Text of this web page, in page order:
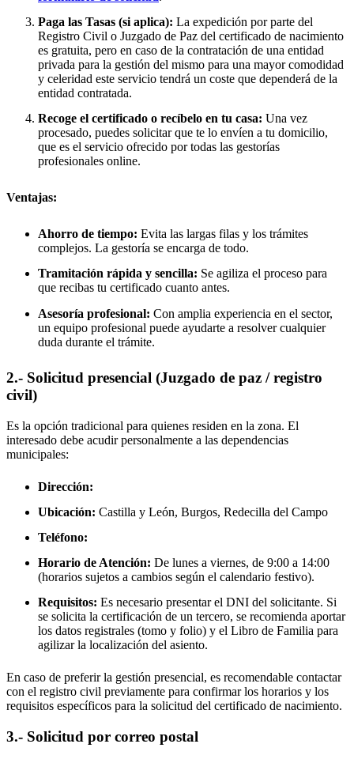
Paga las Tasas (si aplica): La expedición por parte del
Registro Civil o Juzgado de Paz del certificado de nacimiento
es gratuita, pero en caso de la contratación de una entidad
privada para la gestión del mismo para una mayor comodidad
y celeridad este servicio tendrá un coste que dependerá de la
entidad contratada.
Recoge el certificado o recíbelo en tu casa: Una vez
procesado, puedes solicitar que te lo envíen a tu domicilio,
que es el servicio ofrecido por todas las gestorías
profesionales online.
Ventajas:
Ahorro de tiempo: Evita las largas filas y los trámites
complejos. La gestoría se encarga de todo.
Tramitación rápida y sencilla: Se agiliza el proceso para
que recibas tu certificado cuanto antes.
Asesoría profesional: Con amplia experiencia en el sector,
un equipo profesional puede ayudarte a resolver cualquier
duda durante el trámite.
2.- Solicitud presencial (Juzgado de paz / registro
civil)
Es la opción tradicional para quienes residen en la zona. El
interesado debe acudir personalmente a las dependencias
municipales:
Dirección:
Ubicación: Castilla y León, Burgos, Redecilla del Campo
Teléfono:
Horario de Atención: De lunes a viernes, de 9:00 a 14:00
(horarios sujetos a cambios según el calendario festivo).
Requisitos: Es necesario presentar el DNI del solicitante. Si
se solicita la certificación de un tercero, se recomienda aportar
los datos registrales (tomo y folio) y el Libro de Familia para
agilizar la localización del asiento.
En caso de preferir la gestión presencial, es recomendable contactar
con el registro civil previamente para confirmar los horarios y los
requisitos específicos para la solicitud del certificado de nacimiento.
3.- Solicitud por correo postal